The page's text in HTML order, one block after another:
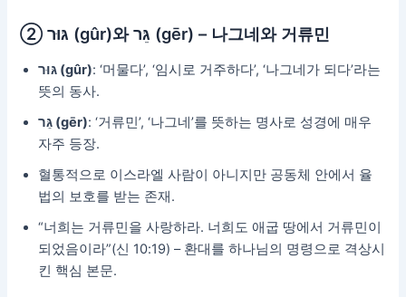
② גּוּר (gûr)와 גֵּר (gēr) – 나그네와 거류민
גּוּר (gûr): ‘머물다’, ‘임시로 거주하다’, ‘나그네가 되다’라는
뜻의 동사.
גֵּר (gēr): ‘거류민’, ‘나그네’를 뜻하는 명사로 성경에 매우
자주 등장.
혈통적으로 이스라엘 사람이 아니지만 공동체 안에서 율
법의 보호를 받는 존재.
“너희는 거류민을 사랑하라. 너희도 애굽 땅에서 거류민이
되었음이라”(신 10:19) – 환대를 하나님의 명령으로 격상시
킨 핵심 본문.